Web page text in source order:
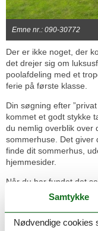
Emne nr.: 090-30772
Der er ikke noget, der
det drejer sig om
poolafdeling med et
ferie på første klasse.
Din søgning efter
kommet et godt stykke
du nemlig overblik over
sommerhuse. Det giver
finde dit sommerhus,
hjemmesider.
Når du har fundet det
og enkelt booke det
øjeblik, og herefter er
Der er slet ingen tvivl
Samtykke
Nødvendige cookies